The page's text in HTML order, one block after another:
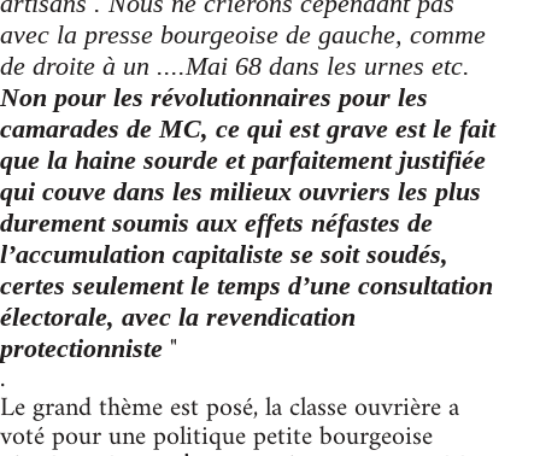
avec la presse bourgeoise de gauche, comme
de droite à un ....Mai 68 dans les urnes etc.
Non pour les révolutionnaires pour les
camarades de MC, ce qui est grave est le fait
que la haine sourde et parfaitement justifiée
qui couve dans les milieux ouvriers les plus
durement soumis aux effets néfastes de
l’accumulation capitaliste se soit soudés,
certes seulement le temps d’une consultation
électorale, avec la revendication
protectionniste "
.
Le grand thème est posé, la classe ouvrière a
voté pour une politique petite bourgeoise